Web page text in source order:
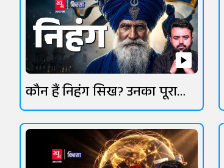
कौन हैं निहंग सिख? उनका पूरा
इतिहास जानिए